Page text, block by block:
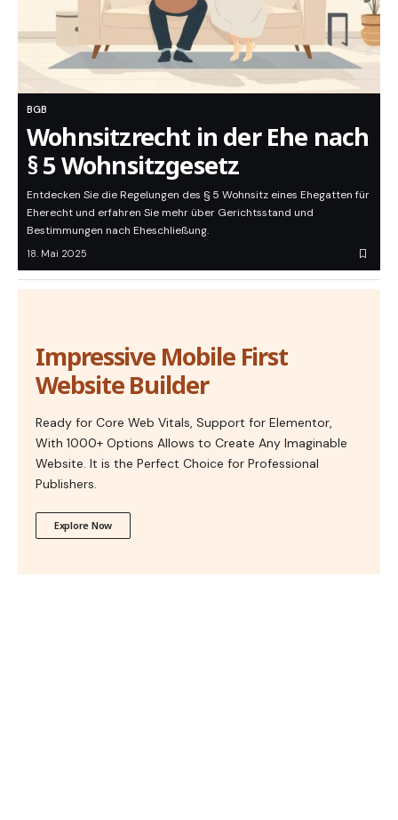
BGB
Wohnsitzrecht in der Ehe nach
§ 5 Wohnsitzgesetz
Entdecken Sie die Regelungen des § 5 Wohnsitz eines Ehegatten für
Eherecht und erfahren Sie mehr über Gerichtsstand und
Bestimmungen nach Eheschließung.
18. Mai 2025
Impressive Mobile First
Website Builder
Ready for Core Web Vitals, Support for Elementor,
With 1000+ Options Allows to Create Any Imaginable
Website. It is the Perfect Choice for Professional
Publishers.
Explore Now